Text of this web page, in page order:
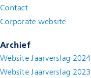
Contact
Corporate website
Archief
Website Jaarverslag 2024
Website Jaarverslag 2023